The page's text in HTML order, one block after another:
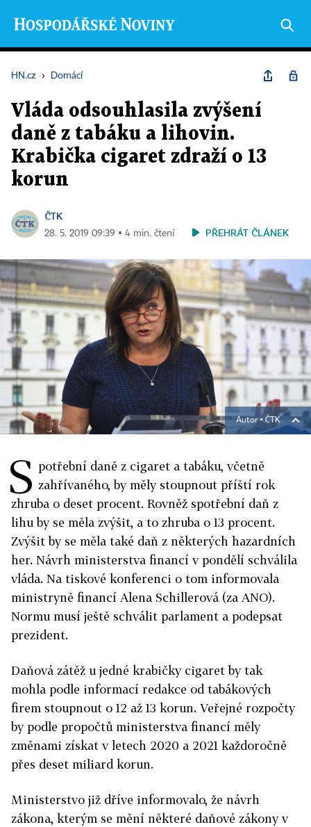
HN.cz › Domácí
Vláda odsouhlasila zvýšení
daně z tabáku a lihovin.
Krabička cigaret zdraží o 13
korun
ČTK
28. 5. 2019 09:39 ▪ 4 min. čtení PŘEHRÁT ČLÁNEK
Autor ▪ ČTK
S potřební daně z cigaret a tabáku, včetně
zahřívaného, by měly stoupnout příští rok
zhruba o deset procent. Rovněž spotřební daň z
lihu by se měla zvýšit, a to zhruba o 13 procent.
Zvýšit by se měla také daň z některých hazardních
her. Návrh ministerstva financí v pondělí schválila
vláda. Na tiskové konferenci o tom informovala
ministryně financí Alena Schillerová (za ANO).
Normu musí ještě schválit parlament a podepsat
prezident.
Daňová zátěž u jedné krabičky cigaret by tak
mohla podle informací redakce od tabákových
firem stoupnout o 12 až 13 korun. Veřejné rozpočty
by podle propočtů ministerstva financí měly
změnami získat v letech 2020 a 2021 každoročně
přes deset miliard korun.
Ministerstvo již dříve informovalo, že návrh
zákona, kterým se mění některé daňové zákony v